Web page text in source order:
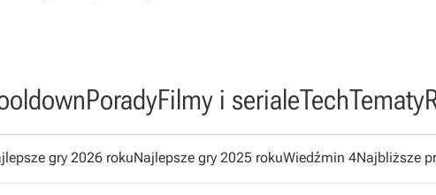
PoradyFilmy i serialeTechTematy
gry 2026 rokuNajlepsze gry 2025 rokuWiedźmin 4Najbliższe